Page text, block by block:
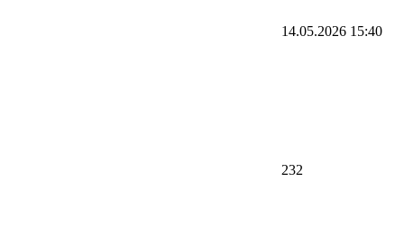
14.05.2026 15:40
232